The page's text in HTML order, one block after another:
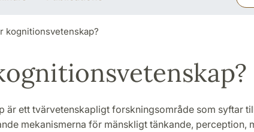
kognitionsvetenskap?
är ett tvärvetenskapligt forskningsområde som syftar
mekanismerna för mänskligt tänkande, perception,